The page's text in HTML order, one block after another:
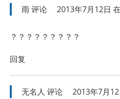
雨评论 2013年7月12日
？？？？？？？？？
回复
无名人 评论 2013年7月